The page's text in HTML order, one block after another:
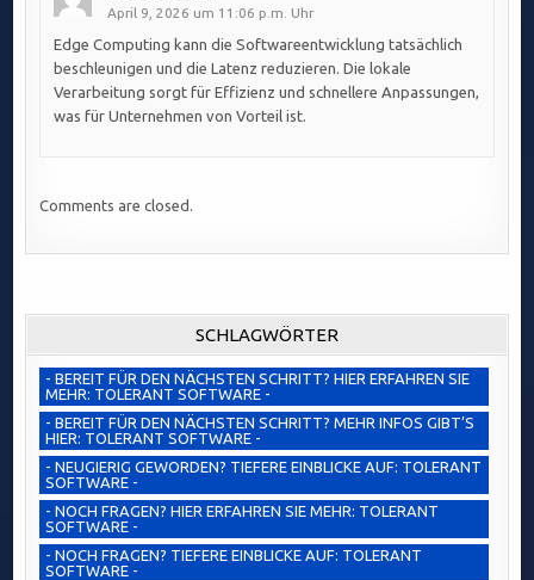
April 9, 2026 um 11:06 p.m. Uhr
Edge Computing kann die Softwareentwicklung tatsächlich
beschleunigen und die Latenz reduzieren. Die lokale
Verarbeitung sorgt für Effizienz und schnellere Anpassungen,
was für Unternehmen von Vorteil ist.
Comments are closed.
SCHLAGWÖRTER
- BEREIT FÜR DEN NÄCHSTEN SCHRITT? HIER ERFAHREN SIE
MEHR: TOLERANT SOFTWARE -
- BEREIT FÜR DEN NÄCHSTEN SCHRITT? MEHR INFOS GIBT’S
HIER: TOLERANT SOFTWARE -
- NEUGIERIG GEWORDEN? TIEFERE EINBLICKE AUF: TOLERANT
SOFTWARE -
- NOCH FRAGEN? HIER ERFAHREN SIE MEHR: TOLERANT
SOFTWARE -
- NOCH FRAGEN? TIEFERE EINBLICKE AUF: TOLERANT
SOFTWARE -